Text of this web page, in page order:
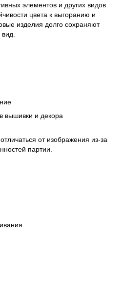
элементов и других видов
цвета к выгоранию и
изделия долго сохраняют
вышивки и декора
от изображения из-за
партии.